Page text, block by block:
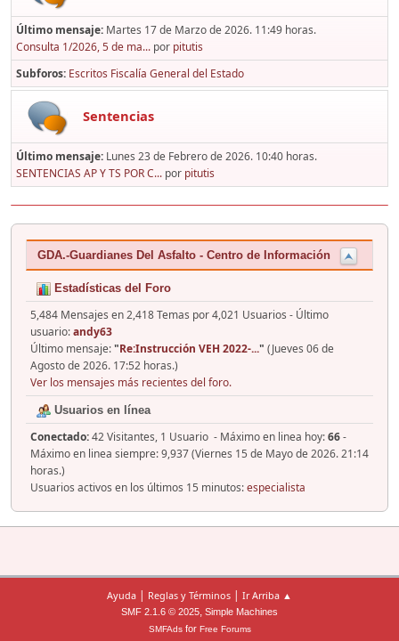
Último mensaje: Martes 17 de Marzo de 2026. 11:49 horas.
Consulta 1/2026, 5 de ma... por pitutis
Subforos Escritos Fiscalía General del Estado
Sentencias
Último mensaje: Lunes 23 de Febrero de 2026. 10:40 horas.
SENTENCIAS AP Y TS POR C... por pitutis
GDA.-Guardianes Del Asfalto - Centro de Información
Estadísticas del Foro
5,484 Mensajes en 2,418 Temas por 4,021 Usuarios - Último
usuario:andy63
Último mensaje:"Re:Instrucción VEH 2022-..." (Jueves 06 de
Agosto de 2026. 17:52 horas.)
Ver los mensajes más recientes del foro.
Usuarios en línea
Conectado:42 Visitantes, 1 Usuario - Máximo en linea hoy:66-
Máximo en linea siempre: 9,937 (Viernes 15 de Mayo de 2026. 21:14
horas.)
Usuarios activos en los últimos 15 minutos:especialista
Ayuda | Reglas y Términos | Ir Arriba ▲
SMF 2.1.6 © 2025, Simple Machines
SMFAdsfor Free Forums